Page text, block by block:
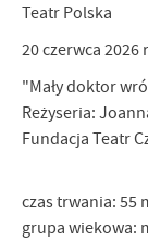
Teatr Polska
20 czerwca 2026
"Mały doktor
Reżyseria:
Fundacja Teatr
czas trwania: 55
grupa wiekowa: